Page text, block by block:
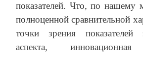
показателей. Что, по нашему
полноценной сравнительной
точки зрения показателей
аспекта, инновационная